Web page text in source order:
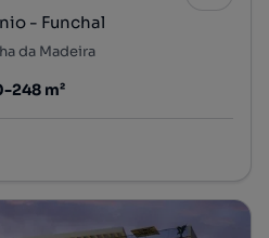
- Funchal
da Madeira
empreendimento imobiliário
248 m²